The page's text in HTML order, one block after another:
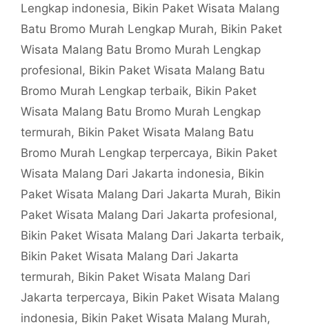
Lengkap indonesia, Bikin Paket Wisata Malang
Batu Bromo Murah Lengkap Murah, Bikin Paket
Wisata Malang Batu Bromo Murah Lengkap
profesional, Bikin Paket Wisata Malang Batu
Bromo Murah Lengkap terbaik, Bikin Paket
Wisata Malang Batu Bromo Murah Lengkap
termurah, Bikin Paket Wisata Malang Batu
Bromo Murah Lengkap terpercaya, Bikin Paket
Wisata Malang Dari Jakarta indonesia, Bikin
Paket Wisata Malang Dari Jakarta Murah, Bikin
Paket Wisata Malang Dari Jakarta profesional,
Bikin Paket Wisata Malang Dari Jakarta terbaik,
Bikin Paket Wisata Malang Dari Jakarta
termurah, Bikin Paket Wisata Malang Dari
Jakarta terpercaya, Bikin Paket Wisata Malang
indonesia, Bikin Paket Wisata Malang Murah,